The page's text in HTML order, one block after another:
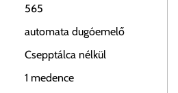
565
automata dugóemelő
Csepptálca nélkül
1 medence